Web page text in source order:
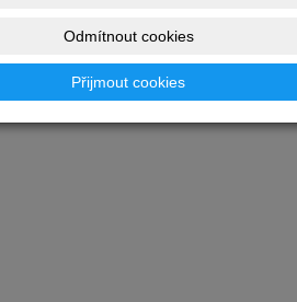
Odmítnout cookies
Přijmout cookies